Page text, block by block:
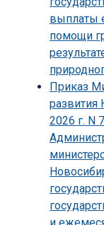
выплаты
помощи
Приказ
развития
2026 г. N